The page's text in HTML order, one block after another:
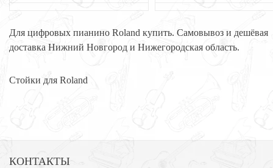
Для цифровых пианино Roland купить. Самовывоз и дешёвая
доставка Нижний Новгород и Нижегородская область.
Стойки для Roland
КОНТАКТЫ